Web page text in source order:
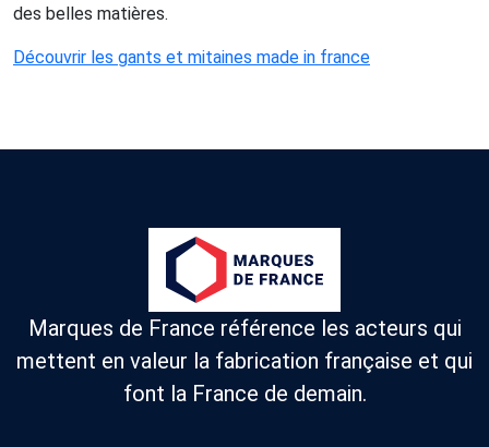
des belles matières.
Découvrir les gants et mitaines made in france
Marques de France référence les acteurs qui
mettent en valeur la fabrication française et qui
font la France de demain.